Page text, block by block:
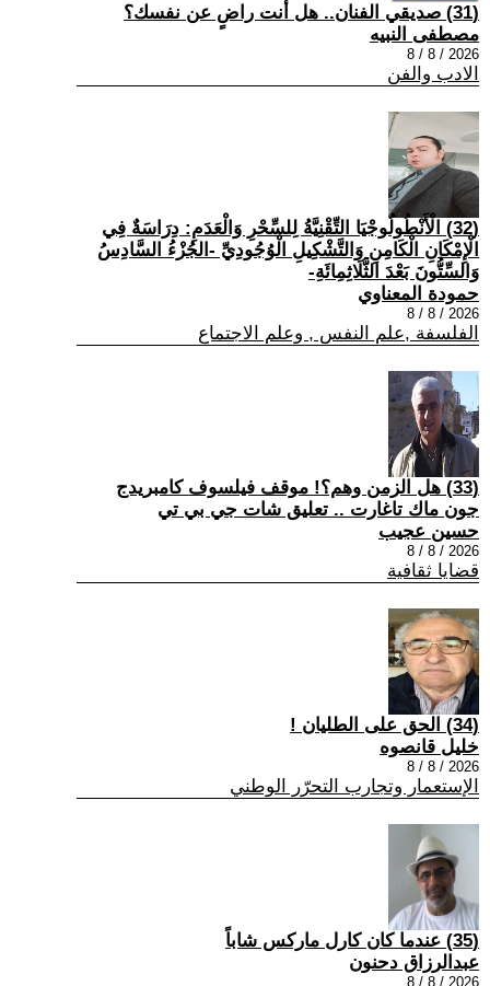
(31) صديقي الفنان.. هل أنت راضٍ عن نفسك؟
مصطفى النبيه
2026 / 8 / 8
الادب والفن
(32) الْأَنْطُولُوجْيَا التِّقْنِيَّةُ لِلسِّحْرِ وَالْعَدَمِ: دِرَاسَةٌ فِي
الْإِمْكَانِ الْكَامِنِ وَالتَّشْكِيلِ الْوُجُودِيِّ -الجُزْءُ السَّادِسُ
وَالسِّتُّونَ بَعْدَ الثَّلَاثِمِائَةِ-
حمودة المعناوي
2026 / 8 / 8
الفلسفة ,علم النفس , وعلم الاجتماع
(33) هل الزمن وهم؟! موقف فيلسوف كامبريدج
جون ماك تاغارت .. تعليق شات جي بي تي
حسين عجيب
2026 / 8 / 8
قضايا ثقافية
(34) الحق على الطليان !
خليل قانصوه
2026 / 8 / 8
الإستعمار وتجارب التحرّر الوطني
(35) عندما كان كارل ماركس شاباً
عبدالرزاق دحنون
2026 / 8 / 8